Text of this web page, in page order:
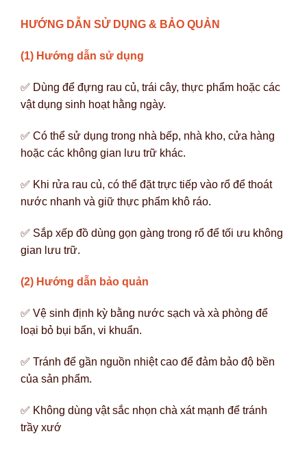
HƯỚNG DẪN SỬ DỤNG & BẢO QUẢN
(1) Hướng dẫn sử dụng
✅ Dùng để đựng rau củ, trái cây, thực phẩm hoặc các
vật dụng sinh hoạt hằng ngày.
✅ Có thể sử dụng trong nhà bếp, nhà kho, cửa hàng
hoặc các không gian lưu trữ khác.
✅ Khi rửa rau củ, có thể đặt trực tiếp vào rổ để thoát
nước nhanh và giữ thực phẩm khô ráo.
✅ Sắp xếp đồ dùng gọn gàng trong rổ để tối ưu không
gian lưu trữ.
(2) Hướng dẫn bảo quản
✅ Vệ sinh định kỳ bằng nước sạch và xà phòng để
loại bỏ bụi bẩn, vi khuẩn.
✅ Tránh để gần nguồn nhiệt cao để đảm bảo độ bền
của sản phẩm.
✅ Không dùng vật sắc nhọn chà xát mạnh để tránh
trầy xướ